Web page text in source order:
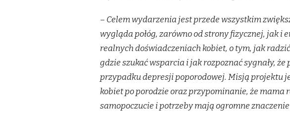
– Celem wydarzenia jest przede wszystkim
wygląda połóg, zarówno od strony fizycznej, jak i
realnych doświadczeniach kobiet, o tym, jak
gdzie szukać wsparcia i jak rozpoznać sygnały,
przypadku depresji poporodowej. Misją projektu
kobiet po porodzie oraz przypominanie, że mama
samopoczucie i potrzeby mają ogromne